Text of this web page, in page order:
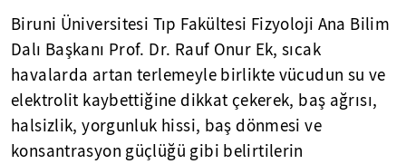
Biruni Üniversitesi Tıp Fakültesi Fizyoloji Ana Bilim
Dalı Başkanı Prof. Dr. Rauf Onur Ek, sıcak
havalarda artan terlemeyle birlikte vücudun su ve
elektrolit kaybettiğine dikkat çekerek, baş ağrısı,
halsizlik, yorgunluk hissi, baş dönmesi ve
konsantrasyon güçlüğü gibi belirtilerin